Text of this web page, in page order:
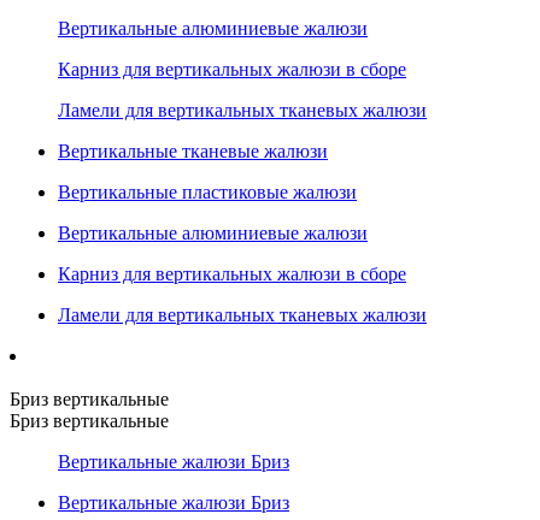
Вертикальные алюминиевые жалюзи
Карниз для вертикальных жалюзи в сборе
Ламели для вертикальных тканевых жалюзи
Вертикальные тканевые жалюзи
Вертикальные пластиковые жалюзи
Вертикальные алюминиевые жалюзи
Карниз для вертикальных жалюзи в сборе
Ламели для вертикальных тканевых жалюзи
Бриз вертикальные
Бриз вертикальные
Вертикальные жалюзи Бриз
Вертикальные жалюзи Бриз